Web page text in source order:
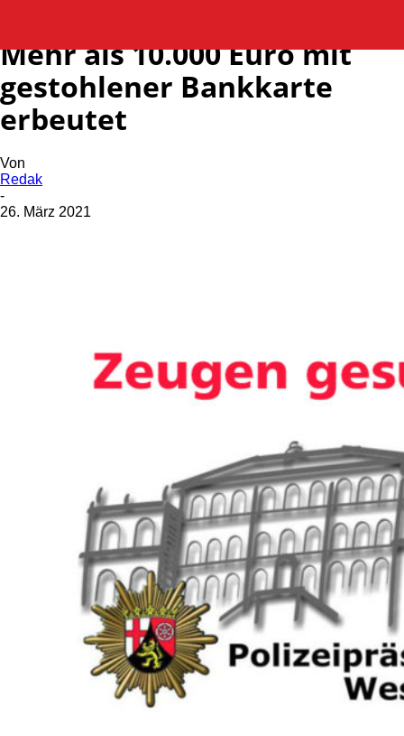
Mehr als 10.000 Euro mit
gestohlener Bankkarte
erbeutet
Von
Redak
-
26. März 2021